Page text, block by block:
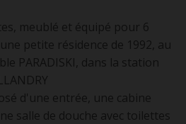
meublé et équipé pour 6
petite résidence de 1992, au
PARADISKI, dans la station
d'une entrée, une cabine
salle de douche avec toilettes